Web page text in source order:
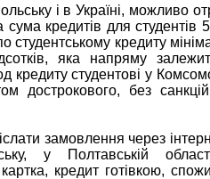
і в Україні, можливо
кредитів для студентів
студентському кредиту
яка напряму
кредиту студентові у
дострокового, без
замовлення через
у Полтавській
кредит готівкою,